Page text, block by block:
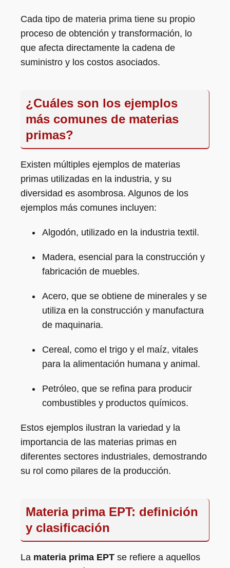
Cada tipo de materia prima tiene su propio
proceso de obtención y transformación, lo
que afecta directamente la cadena de
suministro y los costos asociados.
¿Cuáles son los ejemplos
más comunes de materias
primas?
Existen múltiples ejemplos de materias
primas utilizadas en la industria, y su
diversidad es asombrosa. Algunos de los
ejemplos más comunes incluyen:
Algodón, utilizado en la industria textil.
Madera, esencial para la construcción y
fabricación de muebles.
Acero, que se obtiene de minerales y se
utiliza en la construcción y manufactura
de maquinaria.
Cereal, como el trigo y el maíz, vitales
para la alimentación humana y animal.
Petróleo, que se refina para producir
combustibles y productos químicos.
Estos ejemplos ilustran la variedad y la
importancia de las materias primas en
diferentes sectores industriales, demostrando
su rol como pilares de la producción.
Materia prima EPT: definición
y clasificación
La materia prima EPT se refiere a aquellos